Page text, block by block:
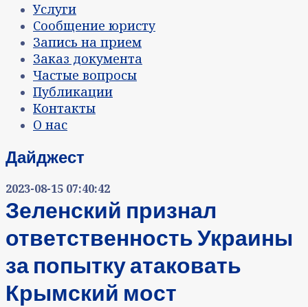
Услуги
Сообщение юристу
Запись на прием
Заказ документа
Частые вопросы
Публикации
Контакты
О нас
Дайджест
2023-08-15 07:40:42
Зеленский признал
ответственность Украины
за попытку атаковать
Крымский мост